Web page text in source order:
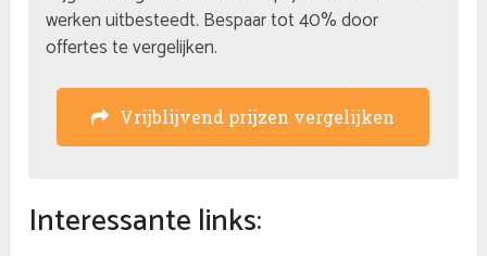
werken uitbesteedt. Bespaar tot 40% door
offertes te vergelijken.
Vrijblijvend prijzen vergelijken
Interessante links: